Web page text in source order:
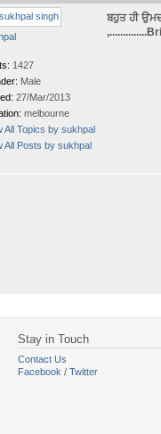
1427
Male
27/Mar/2013
melbourne
All Topics by sukhpal
All Posts by sukhpal
ਬਹੁਤ ਹੀ
Stay in Touch
Contact Us
Facebook / Twitter